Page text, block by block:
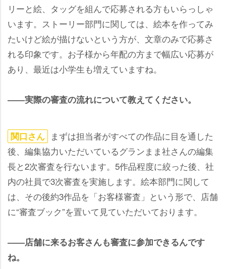
リーと絵、タッグを組んで応募される方もいらっしゃ
います。ストーリー部門に関しては、絵本を作ってみ
たいけど絵が描けないという方が、文章のみで応募さ
れる印象です。お子様から年配の方まで幅広い応募が
あり、最近は小学生も増えていますね。
――実際の審査の流れについて教えてください。
関口さん まずは担当者がすべての作品に目を通した
後、編集協力いただいているグランまま社さんの編集
長と2次審査を行ないます。5作品程度に絞った後、社
内の社員で3次審査を実施します。絵本部門に関して
は、その後約3作品を「お客様審査」という形で、店舗
に“審査ブック”を置いて見ていただいております。
――店舗に来るお客さんも審査に参加できるんです
ね。